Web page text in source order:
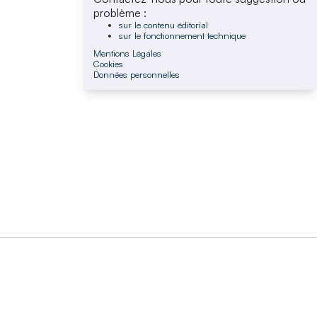
problème :
sur le contenu éditorial
sur le fonctionnement technique
Mentions Légales
Cookies
Données personnelles